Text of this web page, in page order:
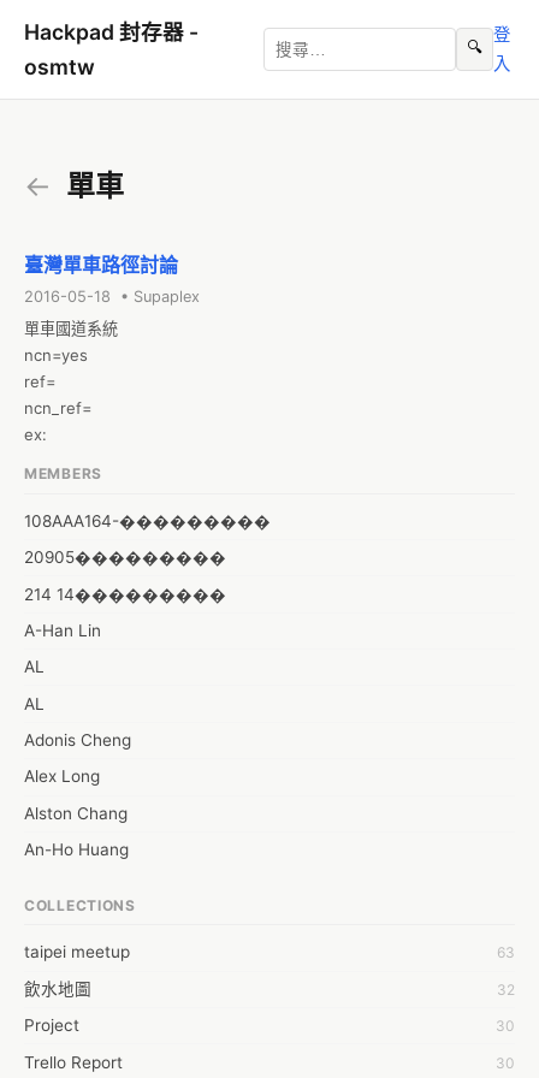
Hackpad 封存器 -
osmtw
🔍
登
入
← 單車
臺灣單車路徑討論
2016-05-18 • Supaplex
單車國道系統
ncn=yes
ref=
ncn_ref=
MEMBERS
108AAA164-���������
20905���������
214 14���������
A-Han Lin
AL
AL
Adonis Cheng
Alex Long
Alston Chang
An-Ho Huang
Aries Cs
Artifice Chiu
Ashley Chen
Astor
COLLECTIONS
taipei meetup 63
飲水地圖 32
Project 30
Trello Report 30